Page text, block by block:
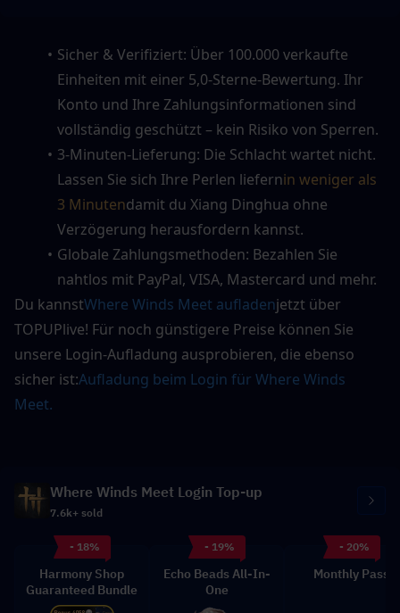
Sicher & Verifiziert: Über 100.000 verkaufte
Einheiten mit einer 5,0-Sterne-Bewertung. Ihr
Konto und Ihre Zahlungsinformationen sind
vollständig geschützt – kein Risiko von Sperren.
3-Minuten-Lieferung: Die Schlacht wartet nicht.
Lassen Sie sich Ihre Perlen liefernin weniger als
3 Minutendamit du Xiang Dinghua ohne
Verzögerung herausfordern kannst.
Globale Zahlungsmethoden: Bezahlen Sie
nahtlos mit PayPal, VISA, Mastercard und mehr.
Du kannstWhere Winds Meet aufladenjetzt über
TOPUPlive! Für noch günstigere Preise können Sie
unsere Login-Aufladung ausprobieren, die ebenso
sicher ist:Aufladung beim Login für Where Winds
Meet.
Where Winds Meet Login Top-up
7.6k+ sold
- 18%
Harmony Shop
Guaranteed Bundle
- 19%
Echo Beads All-In-
One
- 20%
Monthly Pass